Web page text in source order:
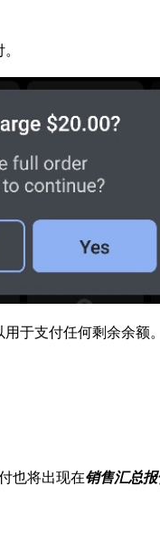
于支付任何剩余余额。
也将出现在销售汇总报